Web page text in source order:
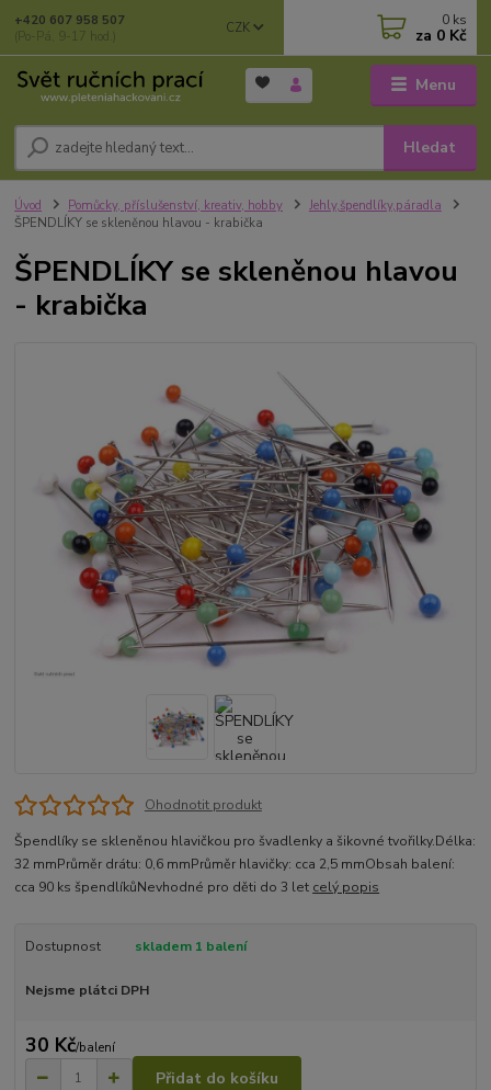
Menu
CZK
Hledat
+420 607 958 507
(Po-Pá, 9-17 hod.)
0 ks
za 0 Kč
Úvod Pomůcky, příslušenství, kreativ, hobby
Jehly,špendlíky,páradla
ŠPENDLÍKY se skleněnou hlavou - krabička
ŠPENDLÍKY se skleněnou hlavou
- krabička
Ohodnotit produkt
Špendlíky se skleněnou hlavičkou pro švadlenky a šikovné tvořilky.Délka:
32 mmPrůměr drátu: 0,6 mmPrůměr hlavičky: cca 2,5 mmObsah balení:
cca 90 ks špendlíkůNevhodné pro děti do 3 let celý popis
Dostupnost skladem 1 balení
Nejsme plátci DPH
30 Kč/balení
Přidat do košíku